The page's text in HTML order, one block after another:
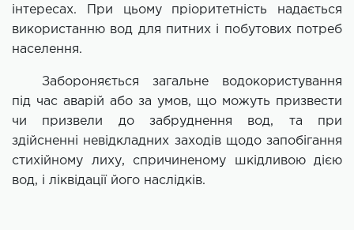
інтересах. При цьому пріоритетність надається
використанню вод для питних і побутових потреб
населення.
Забороняється загальне водокористування
під час аварій або за умов, що можуть призвести
чи призвели до забруднення вод, та при
здійсненні невідкладних заходів щодо запобігання
стихійному лиху, спричиненому шкідливою дією
вод, і ліквідації його наслідків.